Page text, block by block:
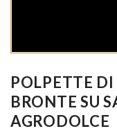
POLPETTE
BRONTE SU
AGRODOLCE